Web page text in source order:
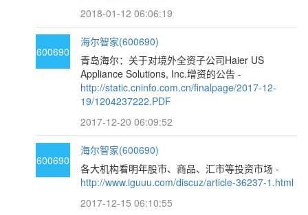
2018-01-12 06:06:19
600690
海尔智家(600690)
青岛海尔：关于对境外全资子公司Haier US
Appliance Solutions, Inc.增资的公告 -
http://static.cninfo.com.cn/finalpage/2017-12-
19/1204237222.PDF
2017-12-20 06:09:52
600690
海尔智家(600690)
各大机构看明年股市、商品、汇市等投资市场 -
http://www.iguuu.com/discuz/article-36237-1.html
2017-12-15 06:10:55